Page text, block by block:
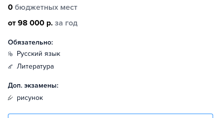
0 бюджетных мест
от 98 000 р. за год
Обязательно:
русский язык
литература
Доп. экзамены:
рисунок